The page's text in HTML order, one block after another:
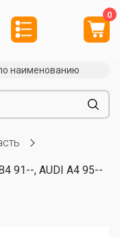
0
наименованию
91--, AUDI A4 95--